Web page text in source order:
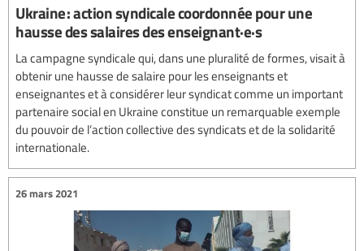
Ukraine : action syndicale coordonnée pour une
hausse des salaires des enseignant·e·s
La campagne syndicale qui, dans une pluralité de formes, visait à
obtenir une hausse de salaire pour les enseignants et
enseignantes et à considérer leur syndicat comme un important
partenaire social en Ukraine constitue un remarquable exemple
du pouvoir de l’action collective des syndicats et de la solidarité
internationale.
26 mars 2021